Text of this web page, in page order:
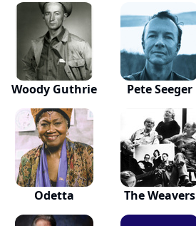
Woody Guthrie Pete Seeger
Odetta The Weavers